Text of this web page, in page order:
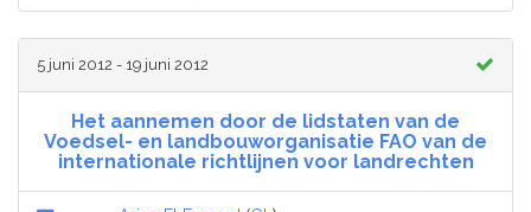
5 juni 2012 - 19 juni 2012
Het aannemen door de lidstaten van de
Voedsel- en landbouworganisatie FAO van de
internationale richtlijnen voor landrechten